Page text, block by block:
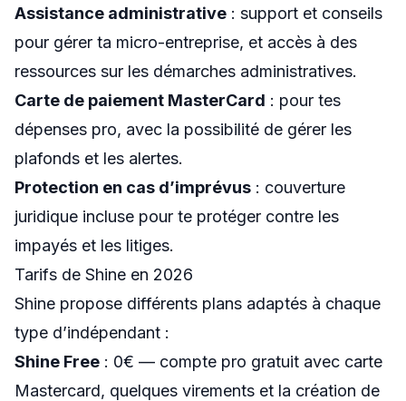
Assistance administrative : support et conseils
pour gérer ta micro-entreprise, et accès à des
ressources sur les démarches administratives.
Carte de paiement MasterCard : pour tes
dépenses pro, avec la possibilité de gérer les
plafonds et les alertes.
Protection en cas d’imprévus : couverture
juridique incluse pour te protéger contre les
impayés et les litiges.
Tarifs de Shine en 2026
Shine propose différents plans adaptés à chaque
type d’indépendant :
Shine Free : 0€ — compte pro gratuit avec carte
Mastercard, quelques virements et la création de